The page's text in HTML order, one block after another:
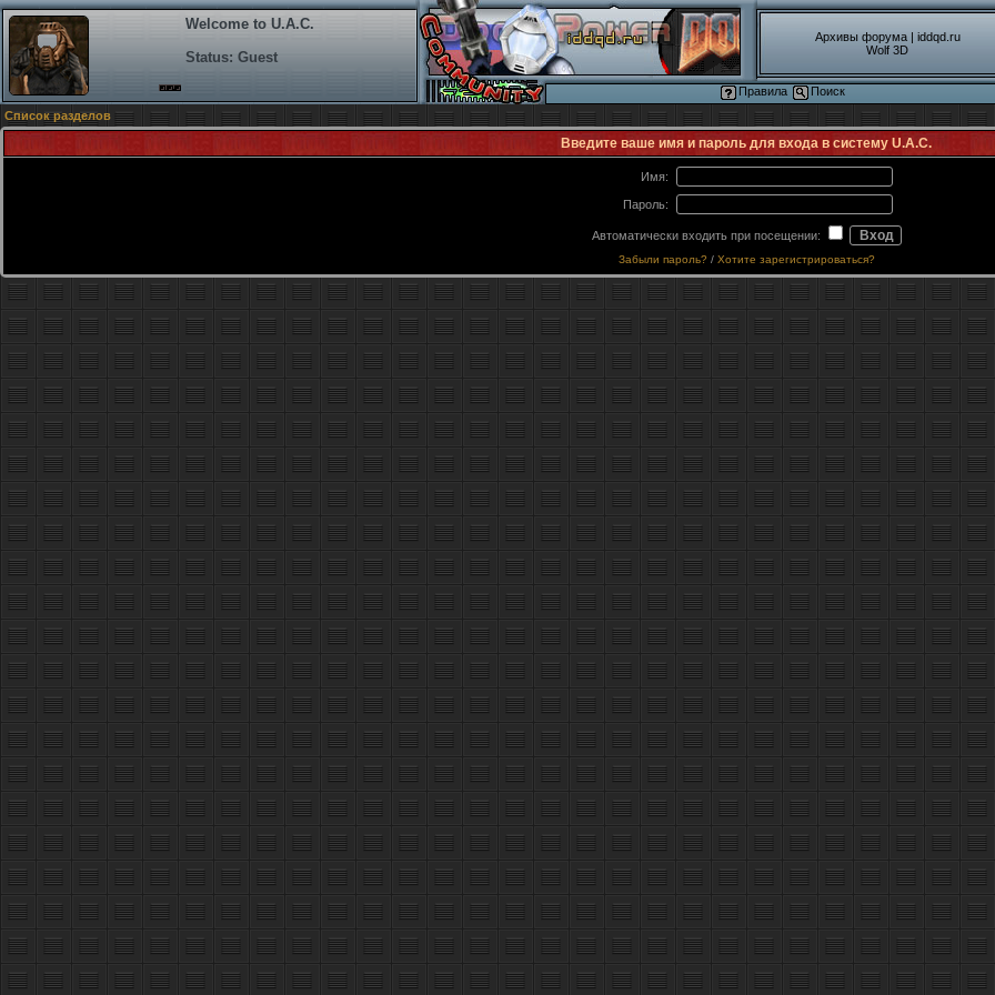
Welcome to U.A.C.
Status: Guest
Архивы форума| iddqd.ru
Wolf 3D
Правила
Поиск
Список разделов
Введите ваше имя и пароль для входа в систему U.A.C.
Имя:
Пароль:
Автоматически входить при посещении:
Забыли пароль? / Хотите зарегистрироваться?